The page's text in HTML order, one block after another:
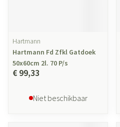
Hartmann
Hartmann Fd Zfkl Gatdoek
50x60cm 2l. 70 P/s
€ 99,33
Niet beschikbaar